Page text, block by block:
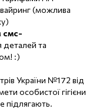
(можлива
смс-
деталей та
:)
України №172 від
особистої гігієни
підлягають.